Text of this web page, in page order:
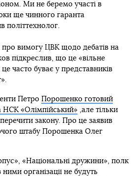
Ми не беремо участі в
ще чинного гаранта
політтехнолог.
про вимогу ЦВК щодо дебатів на
підкреслив, що це «вільне
часто буває у представників
Петро Порошенко готовий
НСК «Олімпійський»,але тільки
закону. Про це заявив
штабу Порошенка Олег
«Національні дружини», полк
ними організації не будуть